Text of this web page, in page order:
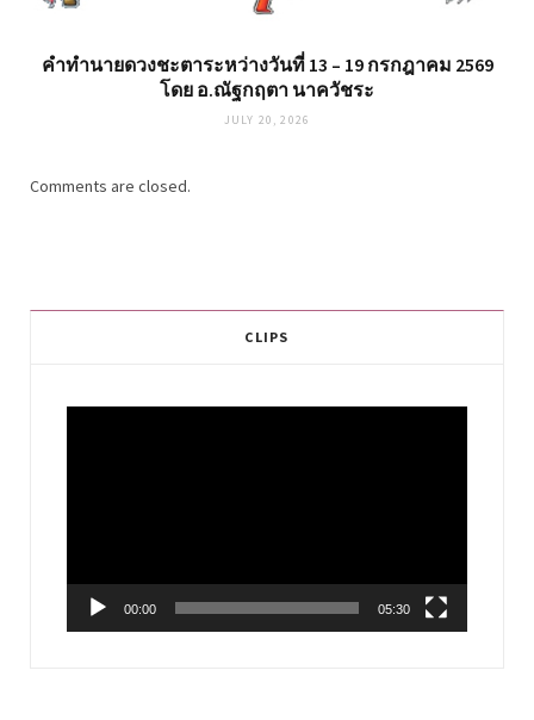
คำทำนายดวงชะตาระหว่างวันที่ 13 – 19 กรกฎาคม 2569
โดย อ.ณัฐกฤตา นาควัชระ
JULY 20, 2026
Comments are closed.
CLIPS
00:00 05:30